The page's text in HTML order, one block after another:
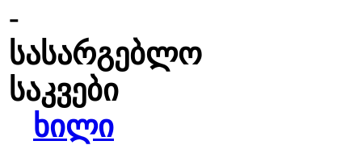
-
სასარგებლო
საკვები
ხილი